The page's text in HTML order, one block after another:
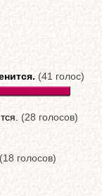
(41 голос)
(28 голосов)
голосов)